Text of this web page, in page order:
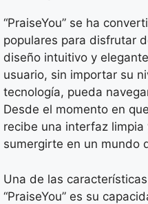
“PraiseYou” se ha
populares para disfrutar
diseño intuitivo y
usuario, sin importar su
tecnología, pueda
Desde el momento en
recibe una interfaz
sumergirte en un mundo
Una de las
“PraiseYou” es su